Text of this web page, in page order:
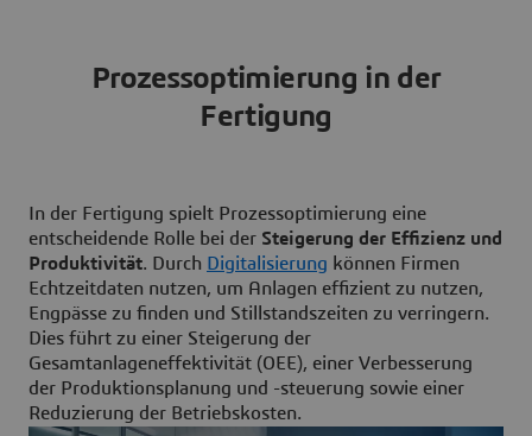
Prozessoptimierung in der
Fertigung
In der Fertigung spielt Prozessoptimierung eine
entscheidende Rolle bei der Steigerung der Effizienz und
Produktivität. Durch Digitalisierung können Firmen
Echtzeitdaten nutzen, um Anlagen effizient zu nutzen,
Engpässe zu finden und Stillstandszeiten zu verringern.
Dies führt zu einer Steigerung der
Gesamtanlageneffektivität (OEE), einer Verbesserung
der Produktionsplanung und -steuerung sowie einer
Reduzierung der Betriebskosten.